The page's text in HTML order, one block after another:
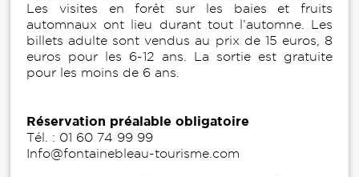
Les visites en forêt sur les baies et fruits
automnaux ont lieu durant tout l’automne. Les
billets adulte sont vendus au prix de 15 euros, 8
euros pour les 6-12 ans. La sortie est gratuite
pour les moins de 6 ans.
Réservation préalable obligatoire
Tél. : 01 60 74 99 99
Info@fontainebleau-tourisme.com